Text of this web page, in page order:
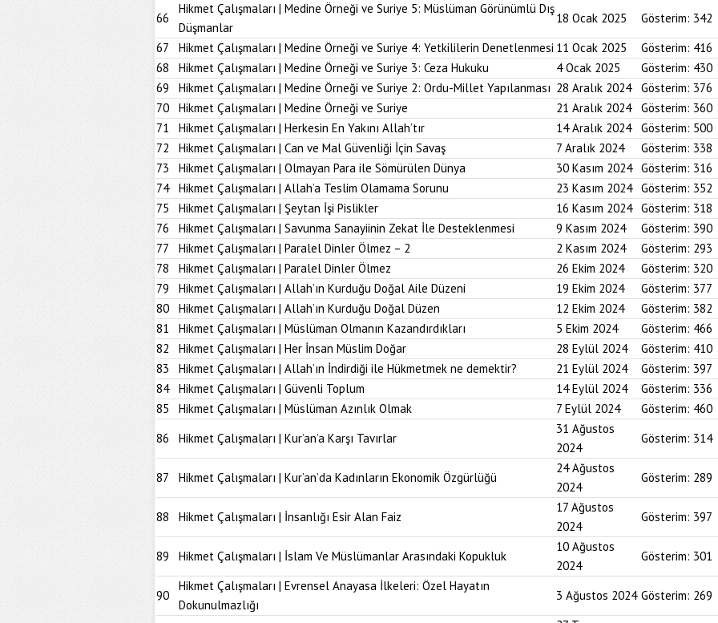
66
Hikmet Çalışmaları | Medine Örneği ve Suriye 5: Müslüman Görünümlü Dış
Düşmanlar
18 Ocak 2025 Gösterim: 342
67
Hikmet Çalışmaları | Medine Örneği ve Suriye 4: Yetkililerin Denetlenmesi 11 Ocak 2025 Gösterim: 416
68
Hikmet Çalışmaları | Medine Örneği ve Suriye 3: Ceza Hukuku 4 Ocak 2025 Gösterim: 430
69
Hikmet Çalışmaları | Medine Örneği ve Suriye 2: Ordu-Millet Yapılanması 28 Aralık 2024 Gösterim: 376
70
Hikmet Çalışmaları | Medine Örneği ve Suriye 21 Aralık 2024 Gösterim: 360
71
Hikmet Çalışmaları | Herkesin En Yakını Allah’tır 14 Aralık 2024 Gösterim: 500
72
Hikmet Çalışmaları | Can ve Mal Güvenliği İçin Savaş 7 Aralık 2024 Gösterim: 338
73
Hikmet Çalışmaları | Olmayan Para ile Sömürülen Dünya 30 Kasım 2024 Gösterim: 316
74
Hikmet Çalışmaları | Allah’a Teslim Olamama Sorunu 23 Kasım 2024 Gösterim: 352
75
Hikmet Çalışmaları | Şeytan İşi Pislikler 16 Kasım 2024 Gösterim: 318
76
Hikmet Çalışmaları | Savunma Sanayiinin Zekat İle Desteklenmesi 9 Kasım 2024 Gösterim: 390
77
Hikmet Çalışmaları | Paralel Dinler Ölmez – 2 2 Kasım 2024 Gösterim: 293
78
Hikmet Çalışmaları | Paralel Dinler Ölmez 26 Ekim 2024 Gösterim: 320
79
Hikmet Çalışmaları | Allah’ın Kurduğu Doğal Aile Düzeni 19 Ekim 2024 Gösterim: 377
80
Hikmet Çalışmaları | Allah’ın Kurduğu Doğal Düzen 12 Ekim 2024 Gösterim: 382
81
Hikmet Çalışmaları | Müslüman Olmanın Kazandırdıkları 5 Ekim 2024 Gösterim: 466
82
Hikmet Çalışmaları | Her İnsan Müslim Doğar 28 Eylül 2024 Gösterim: 410
83
Hikmet Çalışmaları | Allah’ın İndirdiği ile Hükmetmek ne demektir? 21 Eylül 2024 Gösterim: 397
84
Hikmet Çalışmaları | Güvenli Toplum 14 Eylül 2024 Gösterim: 336
85
Hikmet Çalışmaları | Müslüman Azınlık Olmak 7 Eylül 2024 Gösterim: 460
86
Hikmet Çalışmaları | Kur’an’a Karşı Tavırlar
31 Ağustos
2024
Gösterim: 314
87 Hikmet Çalışmaları | Kur’an’da Kadınların Ekonomik Özgürlüğü
24 Ağustos
2024
Gösterim: 289
88 Hikmet Çalışmaları | İnsanlığı Esir Alan Faiz
17 Ağustos
2024
Gösterim: 397
89 Hikmet Çalışmaları | İslam Ve Müslümanlar Arasındaki Kopukluk
10 Ağustos
2024
Gösterim: 301
90
Hikmet Çalışmaları | Evrensel Anayasa İlkeleri: Özel Hayatın
Dokunulmazlığı
3 Ağustos 2024 Gösterim: 269